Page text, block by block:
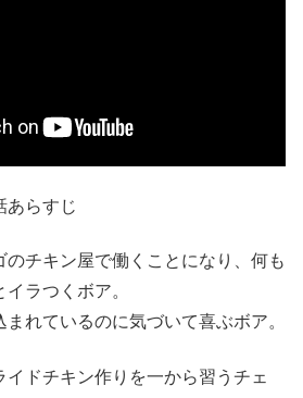
あらすじ
のチキン屋で働くことになり、何も
ラつくボア。
れているのに気づいて喜ぶボア。
イドチキン作りを一から習うチェ